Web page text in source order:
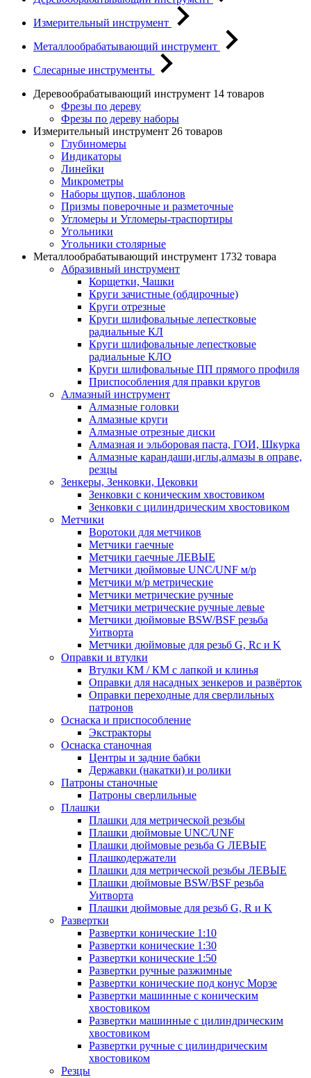
Измерительный инструмент
Металлообрабатывающий инструмент
Слесарные инструменты
Деревообрабатывающий инструмент 14 товаров
Фрезы по дереву
Фрезы по дереву наборы
Измерительный инструмент 26 товаров
Глубиномеры
Индикаторы
Линейки
Микрометры
Наборы щупов, шаблонов
Призмы поверочные и разметочные
Угломеры и Угломеры-траспортиры
Угольники
Угольники столярные
Металлообрабатывающий инструмент 1732 товара
Абразивный инструмент
Корщетки, Чашки
Круги зачистные (обдирочные)
Круги отрезные
Круги шлифовальные лепестковые
радиальные КЛ
Круги шлифовальные лепестковые
радиальные КЛО
Круги шлифовальные ПП прямого профиля
Приспособления для правки кругов
Алмазный инструмент
Алмазные головки
Алмазные круги
Алмазные отрезные диски
Алмазная и эльборовая паста, ГОИ, Шкурка
Алмазные карандаши,иглы,алмазы в оправе,
резцы
Зенкеры, Зенковки, Цековки
Зенковки с коническим хвостовиком
Зенковки с цилиндрическим хвостовиком
Метчики
Воротоки для метчиков
Метчики гаечные
Метчики гаечные ЛЕВЫЕ
Метчики дюймовые UNC/UNF м/р
Метчики м/р метрические
Метчики метрические ручные
Метчики метрические ручные левые
Метчики дюймовые BSW/BSF резьба
Уитворта
Метчики дюймовые для резьб G, Rc и K
Оправки и втулки
Втулки КМ / КМ с лапкой и клинья
Оправки для насадных зенкеров и развёрток
Оправки переходные для сверлильных
патронов
Оснаска и приспособление
Экстракторы
Оснаска станочная
Центры и задние бабки
Державки (накатки) и ролики
Патроны станочные
Патроны сверлильные
Плашки
Плашки для метрической резьбы
Плашки дюймовые UNC/UNF
Плашки дюймовые резьба G ЛЕВЫЕ
Плашкодержатели
Плашки для метрической резьбы ЛЕВЫЕ
Плашки дюймовые BSW/BSF резьба
Уитворта
Плашки дюймовые для резьб G, R и K
Развертки
Развертки конические 1:10
Развертки конические 1:30
Развертки конические 1:50
Развертки ручные разжимные
Развертки конические под конус Морзе
Развертки машинные с коническим
хвостовиком
Развертки машинные с цилиндрическим
хвостовиком
Развертки ручные с цилиндрическим
хвостовиком
Резцы